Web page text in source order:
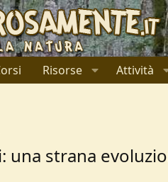
Risorse Attività
una strana